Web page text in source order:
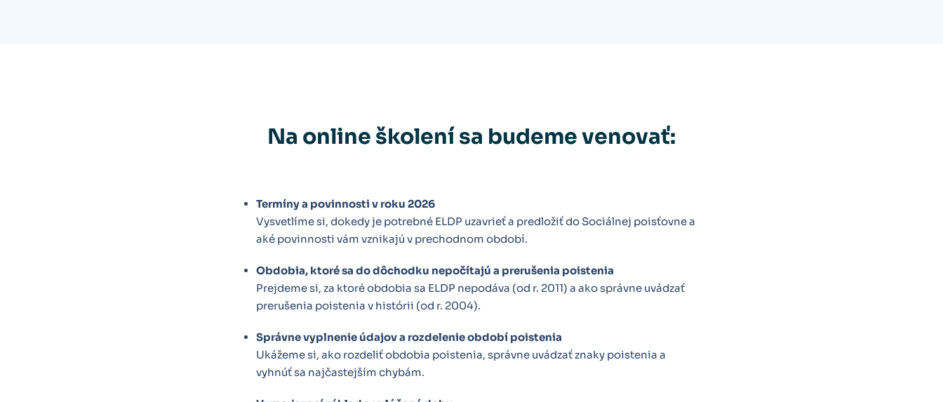
Na online školení sa budeme venovať:
Termíny a povinnosti v roku 2026
Vysvetlíme si, dokedy je potrebné ELDP uzavrieť a predložiť do Sociálnej poisťovne a
aké povinnosti vám vznikajú v prechodnom období.
Obdobia, ktoré sa do dôchodku nepočítajú a prerušenia poistenia
Prejdeme si, za ktoré obdobia sa ELDP nepodáva (od r. 2011) a ako správne uvádzať
prerušenia poistenia v histórii (od r. 2004).
Správne vyplnenie údajov a rozdelenie období poistenia
Ukážeme si, ako rozdeliť obdobia poistenia, správne uvádzať znaky poistenia a
vyhnúť sa najčastejším chybám.